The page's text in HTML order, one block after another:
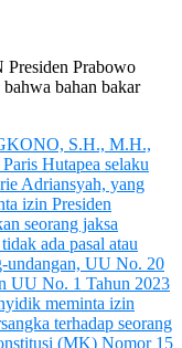
Prabowo
bahan bakar